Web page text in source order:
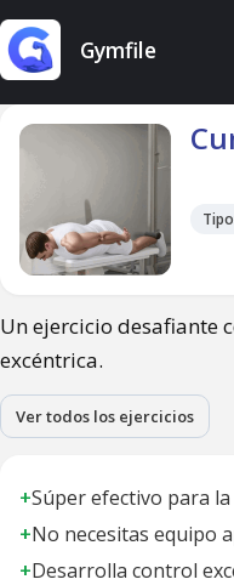
Gymfile
Un ejercicio desafiante
excéntrica.
Ver todos los ejercicios
+Súper efectivo para
+No necesitas equipo
+Desarrolla control